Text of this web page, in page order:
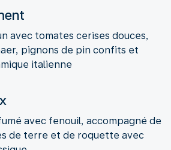
avec tomates cerises douces,
pignons de pin confits et
italienne
avec fenouil, accompagné de
de terre et de roquette avec